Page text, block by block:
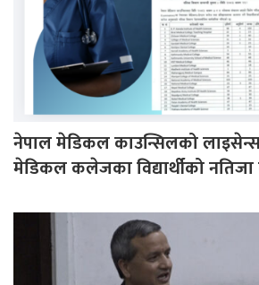
नेपाल मेडिकल काउन्सिलको लाइसेन्स
मेडिकल कलेजका विद्यार्थीको